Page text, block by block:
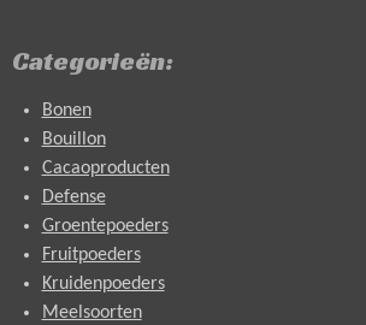
Categorieën:
Bonen
Bouillon
Cacaoproducten
Defense
Groentepoeders
Fruitpoeders
Kruidenpoeders
Meelsoorten